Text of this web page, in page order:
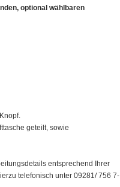
optional wählbaren
geteilt, sowie
entsprechend Ihrer
telefonisch unter 09281/ 756 7-